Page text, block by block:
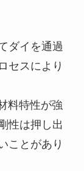
ダイを通過
セスにより
料特性が強
性は押し出
ことがあり